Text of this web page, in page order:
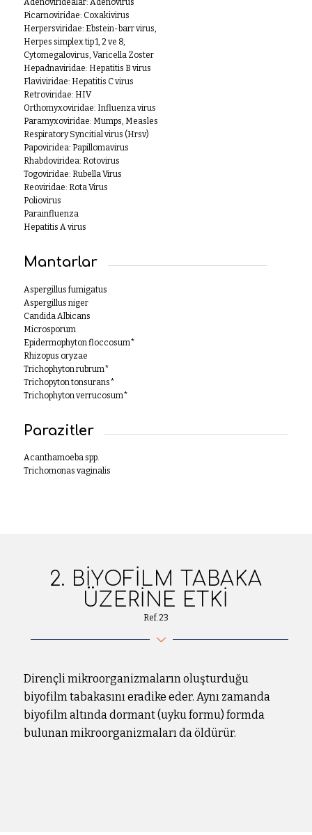
Picarnoviridae: Coxakivirus
Herpersviridae: Ebstein-barr virus,
Herpes simplex tip 1, 2 ve 8,
Cytomegalovirus, Varicella Zoster
Hepadnaviridae: Hepatitis B virus
Flaviviridae: Hepatitis C virus
Retroviridae: HIV
Orthomyxoviridae: Influenza virus
Paramyxoviridae: Mumps, Measles
Respiratory Syncitial virus (Hrsv)
Papoviridea: Papillomavirus
Rhabdoviridea: Rotovirus
Togoviridae: Rubella Virus
Reoviridae: Rota Virus
Poliovirus
Parainfluenza
Hepatitis A virus
Mantarlar
Aspergillus fumigatus
Aspergillus niger
Candida Albicans
Microsporum
Epidermophyton floccosum*
Rhizopus oryzae
Trichophyton rubrum*
Trichopyton tonsurans*
Trichophyton verrucosum*
Parazitler
Acanthamoeba spp.
Trichomonas vaginalis
2. BIYOFILM TABAKA
ÜZERINE ETKI
Ref.23
Dirençli mikroorganizmaların oluşturduğu
biyofilm tabakasını eradike eder. Aynı zamanda
biyofilm altında dormant (uyku formu) formda
bulunan mikroorganizmaları da öldürür.